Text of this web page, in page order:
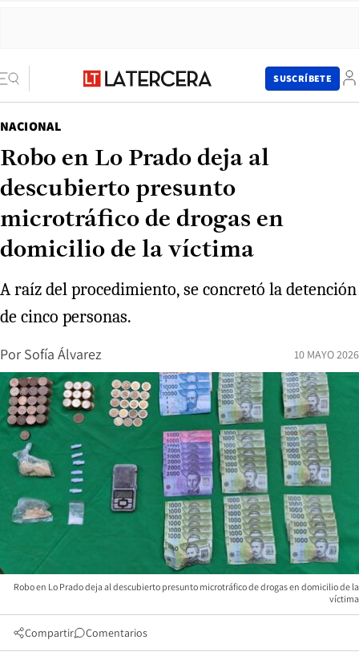
SUSCRÍBETE
NACIONAL
Robo en Lo Prado deja al
descubierto presunto
microtráfico de drogas en
domicilio de la víctima
A raíz del procedimiento, se concretó la detención
de cinco personas.
Por Sofía Álvarez 10 MAYO 2026
Robo en Lo Prado deja al descubierto presunto microtráfico de drogas en domicilio de la
víctima
Compartir Comentarios